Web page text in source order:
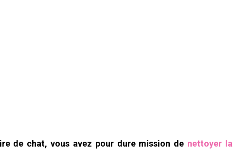
de chat, vous avez pour dure mission de nettoyer la